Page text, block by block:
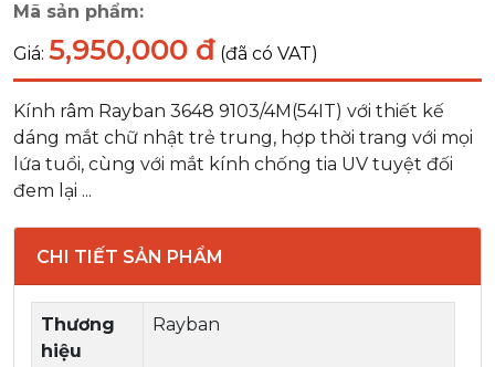
Mã sản phẩm:
Giá: 5,950,000 đ (đã có VAT)
Kính râm Rayban 3648 9103/4M(54IT) với thiết kế
dáng mắt chữ nhật trẻ trung, hợp thời trang với mọi
lứa tuổi, cùng với mắt kính chống tia UV tuyệt đối
đem lại ...
CHI TIẾT SẢN PHẨM
Thương
hiệu
Rayban